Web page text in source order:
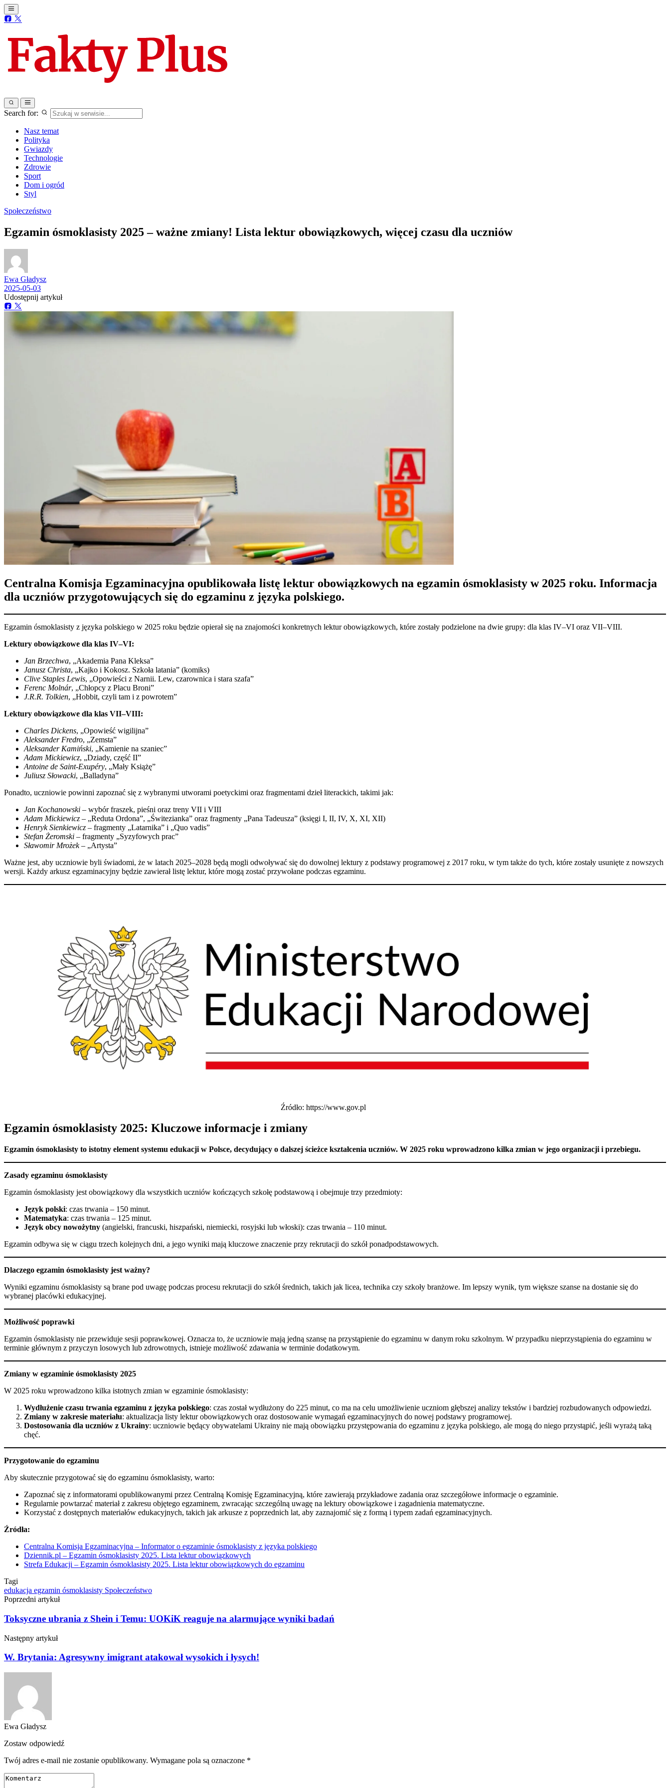
Search for:
Nasz temat
Polityka
Gwiazdy
Technologie
Zdrowie
Sport
Dom i ogród
Styl
Społeczeństwo
​Egzamin ósmoklasisty 2025 – ważne zmiany! Lista lektur obowiązkowych, więcej czasu dla uczniów
Ewa Gładysz
2025-05-03
Udostępnij artykuł
Centralna Komisja Egzaminacyjna opublikowała listę lektur obowiązkowych na egzamin ósmoklasisty w 2025 roku. Informacja
dla uczniów przygotowujących się do egzaminu z języka polskiego.
Egzamin ósmoklasisty z języka polskiego w 2025 roku będzie opierał się na znajomości konkretnych lektur obowiązkowych, które zostały podzielone na dwie grupy: dla klas IV–VI oraz VII–VIII.​
Lektury obowiązkowe dla klas IV–VI:
Jan Brzechwa, „Akademia Pana Kleksa”​
Janusz Christa, „Kajko i Kokosz. Szkoła latania” (komiks)​
Clive Staples Lewis, „Opowieści z Narnii. Lew, czarownica i stara szafa”​
Ferenc Molnár, „Chłopcy z Placu Broni”​
J.R.R. Tolkien, „Hobbit, czyli tam i z powrotem”​
Lektury obowiązkowe dla klas VII–VIII:
Charles Dickens, „Opowieść wigilijna”​
Aleksander Fredro, „Zemsta”​
Aleksander Kamiński, „Kamienie na szaniec”​
Adam Mickiewicz, „Dziady, część II”​
Antoine de Saint-Exupéry, „Mały Książę”​
Juliusz Słowacki, „Balladyna”​
Ponadto, uczniowie powinni zapoznać się z wybranymi utworami poetyckimi oraz fragmentami dzieł literackich, takimi jak:​
Jan Kochanowski – wybór fraszek, pieśni oraz treny VII i VIII​
Adam Mickiewicz – „Reduta Ordona”, „Świtezianka” oraz fragmenty „Pana Tadeusza” (księgi I, II, IV, X, XI, XII)​
Henryk Sienkiewicz – fragmenty „Latarnika” i „Quo vadis”​
Stefan Żeromski – fragmenty „Syzyfowych prac”​
Sławomir Mrożek– „Artysta”​
Ważne jest, aby uczniowie byli świadomi, że w latach 2025–2028 będą mogli odwoływać się do dowolnej lektury z podstawy programowej z 2017 roku, w tym także do tych, które zostały usunięte z nowszych
wersji. Każdy arkusz egzaminacyjny będzie zawierał listę lektur, które mogą zostać przywołane podczas egzaminu.​
Źródło: https://www.gov.pl
Egzamin ósmoklasisty 2025: Kluczowe informacje i zmiany
Egzamin ósmoklasisty to istotny element systemu edukacji w Polsce, decydujący o dalszej ścieżce kształcenia uczniów. W 2025 roku wprowadzono kilka zmian w jego organizacji i przebiegu.
Zasady egzaminu ósmoklasisty
Egzamin ósmoklasisty jest obowiązkowy dla wszystkich uczniów kończących szkołę podstawową i obejmuje trzy przedmioty:
Język polski: czas trwania – 150 minut.
Matematyka: czas trwania – 125 minut.
Język obcy nowożytny (angielski, francuski, hiszpański, niemiecki, rosyjski lub włoski): czas trwania – 110 minut.
Egzamin odbywa się w ciągu trzech kolejnych dni, a jego wyniki mają kluczowe znaczenie przy rekrutacji do szkół ponadpodstawowych.
Dlaczego egzamin ósmoklasisty jest ważny?
Wyniki egzaminu ósmoklasisty są brane pod uwagę podczas procesu rekrutacji do szkół średnich, takich jak licea, technika czy szkoły branżowe. Im lepszy wynik, tym większe szanse na dostanie się do
wybranej placówki edukacyjnej.
Możliwość poprawki
Egzamin ósmoklasisty nie przewiduje sesji poprawkowej. Oznacza to, że uczniowie mają jedną szansę na przystąpienie do egzaminu w danym roku szkolnym. W przypadku nieprzystąpienia do egzaminu w
terminie głównym z przyczyn losowych lub zdrowotnych, istnieje możliwość zdawania w terminie dodatkowym.
Zmiany w egzaminie ósmoklasisty 2025
W 2025 roku wprowadzono kilka istotnych zmian w egzaminie ósmoklasisty:
Wydłużenie czasu trwania egzaminu z języka polskiego: czas został wydłużony do 225 minut, co ma na celu umożliwienie uczniom głębszej analizy tekstów i bardziej rozbudowanych odpowiedzi.
Zmiany w zakresie materiału: aktualizacja listy lektur obowiązkowych oraz dostosowanie wymagań egzaminacyjnych do nowej podstawy programowej.
Dostosowania dla uczniów z Ukrainy: uczniowie będący obywatelami Ukrainy nie mają obowiązku przystępowania do egzaminu z języka polskiego, ale mogą do niego przystąpić, jeśli wyrażą taką
chęć.
Przygotowanie do egzaminu
Aby skutecznie przygotować się do egzaminu ósmoklasisty, warto:
Zapoznać się z informatorami opublikowanymi przez Centralną Komisję Egzaminacyjną, które zawierają przykładowe zadania oraz szczegółowe informacje o egzaminie.
Regularnie powtarzać materiał z zakresu objętego egzaminem, zwracając szczególną uwagę na lektury obowiązkowe i zagadnienia matematyczne.
Korzystać z dostępnych materiałów edukacyjnych, takich jak arkusze z poprzednich lat, aby zaznajomić się z formą i typem zadań egzaminacyjnych.
Źródła:
Centralna Komisja Egzaminacyjna – Informator o egzaminie ósmoklasisty z języka polskiego
Dziennik.pl – Egzamin ósmoklasisty 2025. Lista lektur obowiązkowych
Strefa Edukacji – Egzamin ósmoklasisty 2025. Lista lektur obowiązkowych do egzaminu
Tagi
edukacja egzamin ósmoklasisty Społeczeństwo
Poprzedni artykuł
Toksyczne ubrania z Shein i Temu: UOKiK reaguje na alarmujące wyniki badań​
Następny artykuł
W. Brytania: Agresywny imigrant atakował wysokich i łysych!
Ewa Gładysz
Zostaw odpowiedź
Twój adres e-mail nie zostanie opublikowany. Wymagane pola są oznaczone *